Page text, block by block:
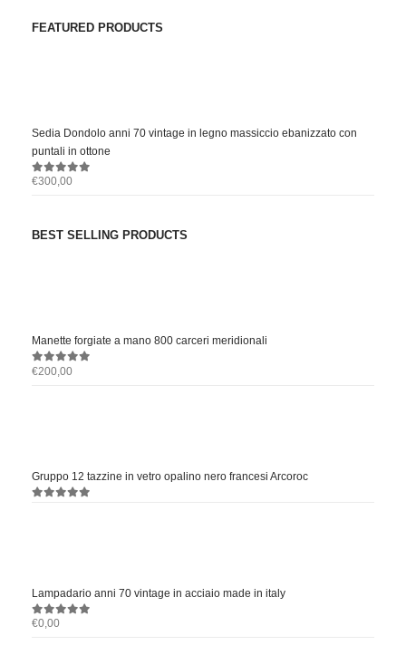
FEATURED PRODUCTS
Sedia Dondolo anni 70 vintage in legno massiccio ebanizzato con
puntali in ottone
0out of 5
€300,00
BEST SELLING PRODUCTS
Manette forgiate a mano 800 carceri meridionali
0out of 5
€200,00
Gruppo 12 tazzine in vetro opalino nero francesi Arcoroc
Lampadario anni 70 vintage in acciaio made in italy
0out of 5
€0,00